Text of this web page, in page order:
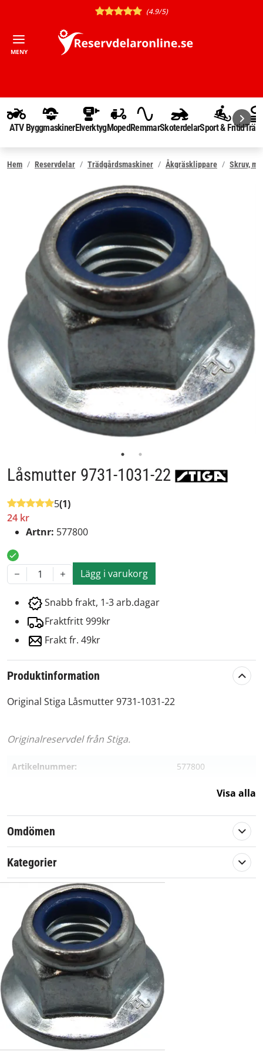
(4.9/5)
MENY
ATV ByggmaskinerElverktygMopedRemmarSkoterdelarSport & Fritid
Hem Reservdelar Trädgårdsmaskiner Åkgräsklippare Skruv,
Låsmutter 9731-1031-22
5(1)
24 kr
Artnr: 577800
1 Lägg i varukorg
Snabb frakt, 1-3 arb.dagar
Fraktfritt 999kr
Frakt fr. 49kr
Produktinformation
Original Stiga Låsmutter 9731-1031-22
Originalreservdel från Stiga.
Artikelnummer:
577800
Visa alla
Omdömen
Kategorier